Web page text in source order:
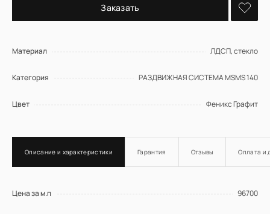
Заказать
Материал ЛДСП, стекло
Категория РАЗДВИЖНАЯ СИСТЕМА MSMS 140
Цвет Феникс Графит
Описание и характеристики Гарантия Отзывы Оплата и
Цена за м.п 96700